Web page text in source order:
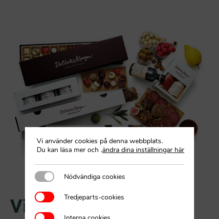
Vill ni också sälja
Vi använder cookies på denna webbplats.
Du kan läsa mer och ändra dina inställningar här
.
Nödvändiga cookies
Nödvändiga cookies
Tredjeparts-cookies
Tredjeparts-cookies
Interna cookies